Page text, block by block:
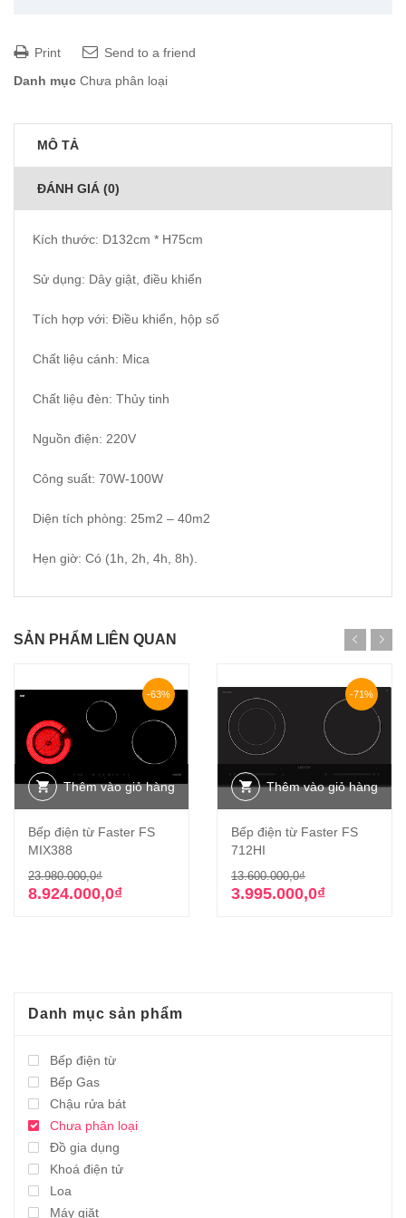
Print
Send to a friend
Danh mục Chưa phân loại
MÔ TẢ
ĐÁNH GIÁ (0)
Kích thước: D132cm * H75cm
Sử dụng: Dây giật, điều khiển
Tích hợp với: Điều khiển, hộp số
Chất liệu cánh: Mica
Chất liệu đèn: Thủy tinh
Nguồn điện: 220V
Công suất: 70W-100W
Diện tích phòng: 25m2 – 40m2
Hẹn giờ: Có (1h, 2h, 4h, 8h).
SẢN PHẨM LIÊN QUAN
-63%
Thêm vào giỏ hàng
Bếp điện từ Faster FS
MIX388
23.980.000,0₫Giá
gốc
8.924.000,0₫
Giá
hiện
-71%
Thêm vào giỏ hàng
Bếp điện từ Faster FS
712HI
13.600.000,0₫Giá
gốc
3.995.000,0₫
Giá
hiện
Danh mục sản phẩm
Bếp điện từ
Bếp Gas
Chậu rửa bát
Chưa phân loại
Đồ gia dụng
Khoá điện tử
Loa
Máy giặt